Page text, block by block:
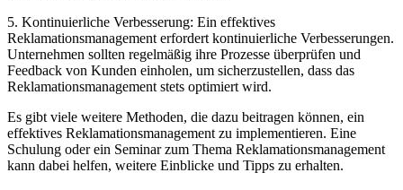
5. Kontinuierliche Verbesserung: Ein effektives
Reklamationsmanagement erfordert kontinuierliche Verbesserungen.
Unternehmen sollten regelmäßig ihre Prozesse überprüfen und
Feedback von Kunden einholen, um sicherzustellen, dass das
Reklamationsmanagement stets optimiert wird.
Es gibt viele weitere Methoden, die dazu beitragen können, ein
effektives Reklamationsmanagement zu implementieren. Eine
Schulung oder ein Seminar zum Thema Reklamationsmanagement
kann dabei helfen, weitere Einblicke und Tipps zu erhalten.